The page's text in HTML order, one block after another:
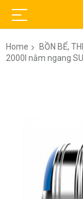
Home BỒN BỂ,
2000l nằm ngang